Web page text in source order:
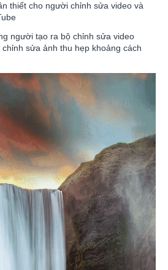
thiết cho người chỉnh sửa video và
người tạo ra bộ chỉnh sửa video
sửa ảnh thu hẹp khoảng cách